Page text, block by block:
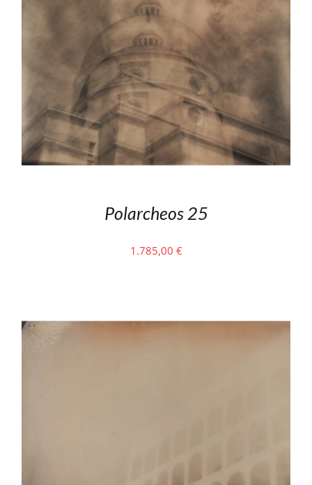
Polarcheos 25
1.785,00 €